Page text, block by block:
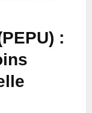
: